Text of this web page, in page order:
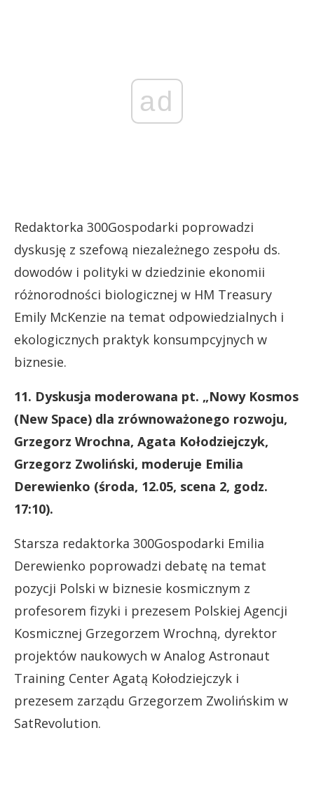
ad
Redaktorka 300Gospodarki poprowadzi
dyskusję z szefową niezależnego zespołu ds.
dowodów i polityki w dziedzinie ekonomii
różnorodności biologicznej w HM Treasury
Emily McKenzie na temat odpowiedzialnych i
ekologicznych praktyk konsumpcyjnych w
biznesie.
11. Dyskusja moderowana pt. „Nowy Kosmos
(New Space) dla zrównoważonego rozwoju,
Grzegorz Wrochna, Agata Kołodziejczyk,
Grzegorz Zwoliński, moderuje Emilia
Derewienko (środa, 12.05, scena 2, godz.
17:10).
Starsza redaktorka 300Gospodarki Emilia
Derewienko poprowadzi debatę na temat
pozycji Polski w biznesie kosmicznym z
profesorem fizyki i prezesem Polskiej Agencji
Kosmicznej Grzegorzem Wrochną, dyrektor
projektów naukowych w Analog Astronaut
Training Center Agatą Kołodziejczyk i
prezesem zarządu Grzegorzem Zwolińskim w
SatRevolution.